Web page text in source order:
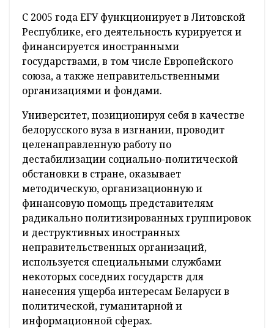
С 2005 года ЕГУ функционирует в Литовской
Республике, его деятельность курируется и
финансируется иностранными
государствами, в том числе Европейского
союза, а также неправительственными
организациями и фондами.
Университет, позиционируя себя в качестве
белорусского вуза в изгнании, проводит
целенаправленную работу по
дестабилизации социально-политической
обстановки в стране, оказывает
методическую, организационную и
финансовую помощь представителям
радикально политизированных группировок
и деструктивных иностранных
неправительственных организаций,
используется специальными службами
некоторых соседних государств для
нанесения ущерба интересам Беларуси в
политической, гуманитарной и
информационной сферах.